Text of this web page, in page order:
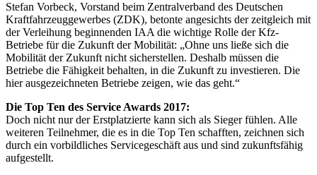
Stefan Vorbeck, Vorstand beim Zentralverband des Deutschen
Kraftfahrzeuggewerbes (ZDK), betonte angesichts der zeitgleich mit
der Verleihung beginnenden IAA die wichtige Rolle der Kfz-
Betriebe für die Zukunft der Mobilität: „Ohne uns ließe sich die
Mobilität der Zukunft nicht sicherstellen. Deshalb müssen die
Betriebe die Fähigkeit behalten, in die Zukunft zu investieren. Die
hier ausgezeichneten Betriebe zeigen, wie das geht.“
Die Top Ten des Service Awards 2017:
Doch nicht nur der Erstplatzierte kann sich als Sieger fühlen. Alle
weiteren Teilnehmer, die es in die Top Ten schafften, zeichnen sich
durch ein vorbildliches Servicegeschäft aus und sind zukunftsfähig
aufgestellt.